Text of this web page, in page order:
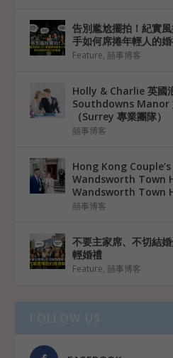
告別尷尬擺拍！紀實
手如何席捲年輕人的
Feature, 囍事博客
Holly & Charlie 英國
Southdowns Manor
（Surrey 專業團隊）
囍事博客
Hong Kong
Wandsworth Town
Wandsworth Town
囍事博客
不要主家席、不切結
輕婚禮
Feature, 囍事博客